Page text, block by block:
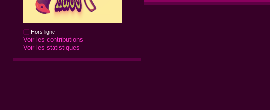
Hors ligne
Voir les contributions
Voir les statistiques